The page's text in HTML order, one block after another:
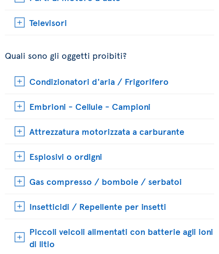
Televisori
Quali sono gli oggetti proibiti?
Condizionatori d'aria / Frigorifero
Embrioni - Cellule - Campioni
Attrezzatura motorizzata a carburante
Esplosivi o ordigni
Gas compresso / bombole / serbatoi
Insetticidi / Repellente per insetti
Piccoli veicoli alimentati con batterie agli ioni
di litio